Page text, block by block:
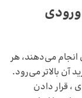
ورودی
انجام می‌دهند، هر
آن بالاتر می‌رود.
، قرار دادن